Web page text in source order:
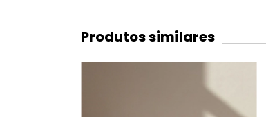
Produtos similares